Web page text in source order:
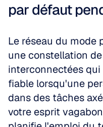
par défaut
Le réseau du mode
une constellation
interconnectées
fiable lorsqu'une
dans des tâches
votre esprit